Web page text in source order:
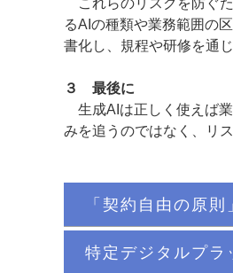
これらのリスクを防ぐ
るAIの種類や業務範囲の
書化し、規程や研修を通
３ 最後に
生成AIは正しく使えば
みを追うのではなく、リ
「契約自由の原
特定デジタルプラ